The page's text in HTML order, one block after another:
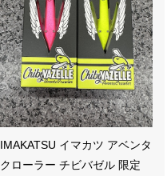
IMAKATSU イマカツ アベンタ
クローラー チビバゼル 限定